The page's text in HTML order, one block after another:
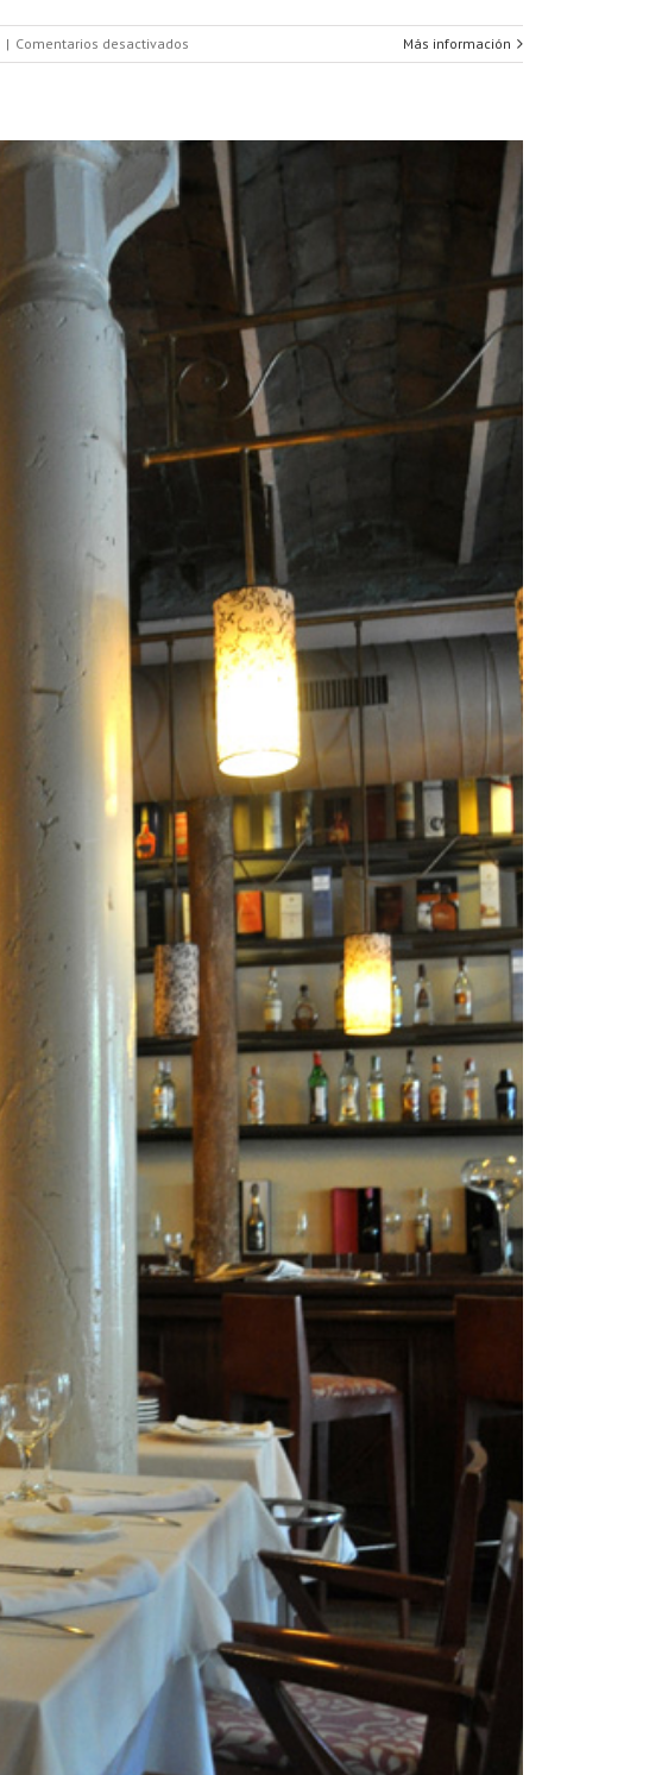
| Comentarios desactivados
Restaurant
Madrid
2015
Más información